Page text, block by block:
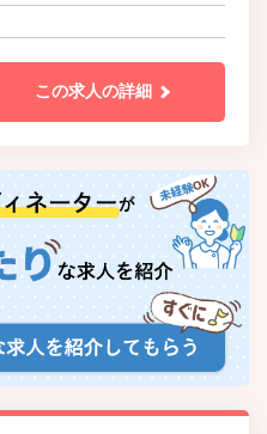
この求人の詳細